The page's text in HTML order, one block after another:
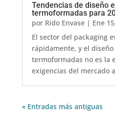
Tendencias de diseño
termoformadas para
por Rido Envase| Ene
El sector del packaging
rápidamente, y el
termoformadas no es la
exigencias del mercado
« Entradas más antiguas